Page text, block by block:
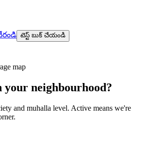
టెస్ట్ బుక్ చేయండి
map
your neighbourhood?
and muhalla level. Active means we're